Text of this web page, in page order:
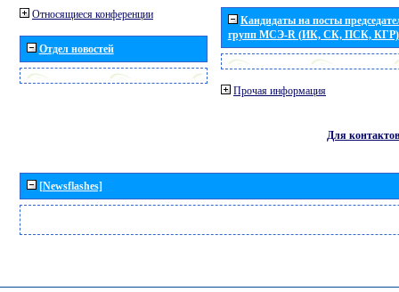
Относящиеся конференции
Отдел новостей
Кандидаты на посты
групп МСЭ-R (ИК, СК, ПСК, КГР)
Прочая информация
Для контактов
[Newsflashes]